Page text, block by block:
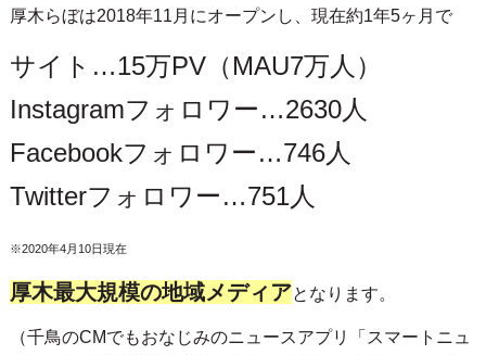
厚木らぼは2018年11月にオープンし、現在約1年5ヶ月で
サイト…15万PV（MAU7万人）
Instagramフォロワー…2630人
Facebookフォロワー…746人
Twitterフォロワー…751人
※2020年4月10日現在
厚木最大規模の地域メディアとなります。
（千鳥のCMでもおなじみのニュースアプリ「スマートニュ